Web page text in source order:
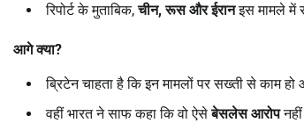
रिपोर्ट के मुताबिक,चीन,रूस और ईरानइस मामले में
आगे क्या?
ब्रिटेन चाहता है कि इन मामलों पर सख्ती से काम हो
वहीं भारत ने साफ कहा कि वो ऐसेबेसलेस आरोपनहीं